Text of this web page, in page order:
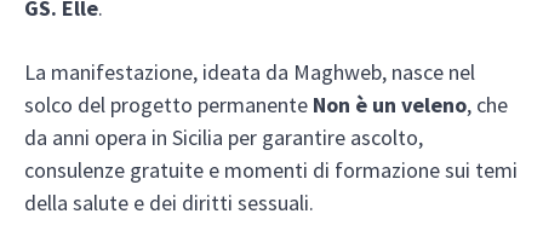
GS. Elle.
La manifestazione, ideata da Maghweb, nasce nel
solco del progetto permanente Non è un veleno, che
da anni opera in Sicilia per garantire ascolto,
consulenze gratuite e momenti di formazione sui temi
della salute e dei diritti sessuali.